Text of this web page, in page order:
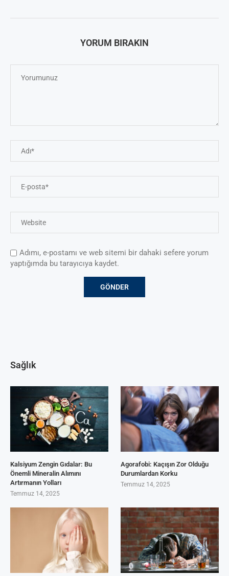
YORUM BIRAKIN
Adımı, e-postamı ve web sitemi bir dahaki sefere yorum
yaptığımda bu tarayıcıya kaydet.
Sağlık
Kalsiyum Zengin Gıdalar: Bu
Önemli Mineralin Alımını
Artırmanın Yolları
Temmuz 14, 2025
Agorafobi: Kaçışın Zor Olduğu
Durumlardan Korku
Temmuz 14, 2025